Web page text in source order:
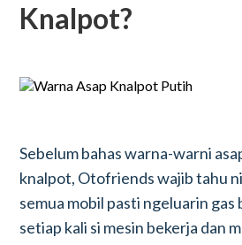
Knalpot?
Sebelum bahas warna-warni
knalpot, Otofriends wajib tahu
semua mobil pasti ngeluarin gas
setiap kali si mesin bekerja dan